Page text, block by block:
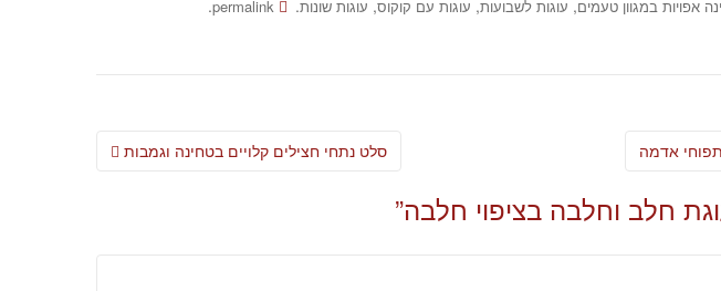
אפויות במגוון טעמים, עוגות לשבועות, עוגות עם קוקוס, עוגות שונות.
permalink
.
Post
סלט נתחי חצילים קלויים בטחינה וגמבות
חלב וחלבה בציפוי חלבה”